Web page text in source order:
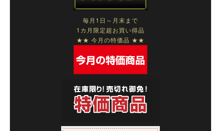
毎月1日～月末まで
1カ月限定超お買い得品
★★ 今月の特価品 ★★